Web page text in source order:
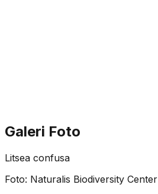
Galeri Foto
Litsea confusa
Foto: Naturalis Biodiversity Center